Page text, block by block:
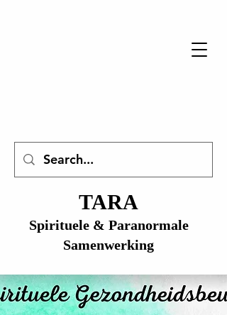
TARA
Spirituele & Paranormale
Samenwerking